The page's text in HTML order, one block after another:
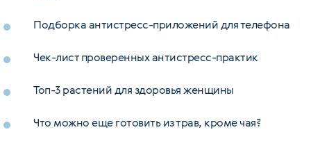
Подборка антистресс-приложений для телефона
Чек-лист проверенных антистресс-практик
Топ-3 растений для здоровья женщины
Что можно еще готовить из трав, кроме чая?